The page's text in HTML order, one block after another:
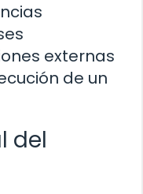
externas
de un
del